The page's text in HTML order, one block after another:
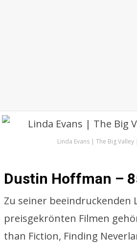
Linda Evans | The Big
Dustin Hoffman –
Zu seiner beeindruckenden
preisgekrönten Filmen
than Fiction, Finding